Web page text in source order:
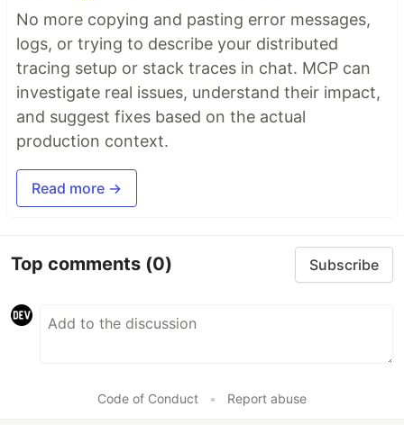
No more copying and pasting error messages,
logs, or trying to describe your distributed
tracing setup or stack traces in chat. MCP can
investigate real issues, understand their impact,
and suggest fixes based on the actual
production context.
Read more →
Top comments (0) Subscribe
Code of Conduct • Report abuse